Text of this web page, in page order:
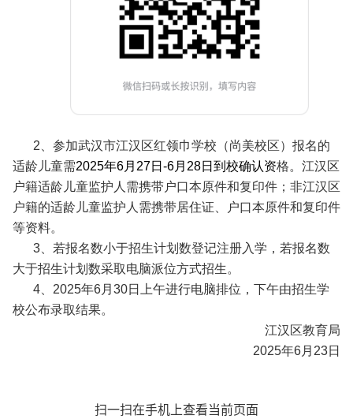
2、参加武汉市江汉区红领巾学校（尚美校区）报名的
适龄儿童需2025年6月27日-6月28日到校确认资格。 江汉区
户籍适龄儿童监护人需携带户口本原件和复印件；非江汉区
户籍的适龄儿童监护人需携带居住证、户口本原件和复印件
等资料。
3、若报名数小于招生计划数登记注册入学，若报名数
大于招生计划数采取电脑派位方式招生。
4、2025年6月30日上午进行电脑排位，下午由招生学
校公布录取结果。
江汉区教育局
2025年6月23日
扫一扫在手机上查看当前页面